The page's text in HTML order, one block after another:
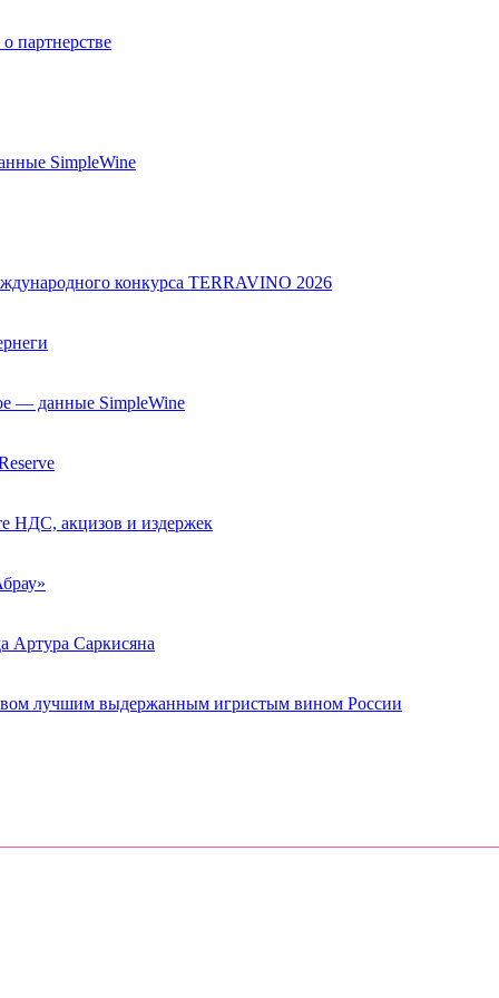
партнерстве
SimpleWine
конкурса TERRAVINO 2026
— данные SimpleWine
НДС, акцизов и издержек
Артура Саркисяна
лучшим выдержанным игристым вином России